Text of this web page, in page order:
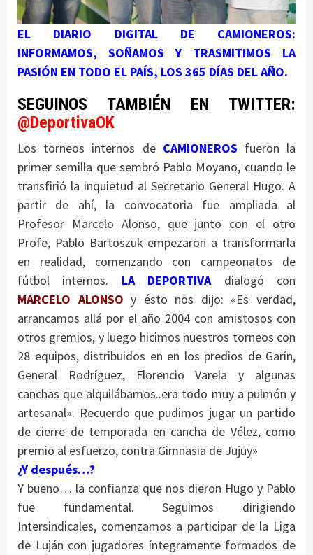
EL DIARIO DIGITAL DE CAMIONEROS:
INFORMAMOS, SOÑAMOS Y TRASMITIMOS LA
PASIÓN EN TODO EL PAÍS, LOS 365 DÍAS DEL AÑO.
SEGUINOS TAMBIÉN EN TWITTER:
@DeportivaOK
Los torneos internos de CAMIONEROS fueron la
primer semilla que sembró Pablo Moyano, cuando le
transfirió la inquietud al Secretario General Hugo. A
partir de ahí, la convocatoria fue ampliada al
Profesor Marcelo Alonso, que junto con el otro
Profe, Pablo Bartoszuk empezaron a transformarla
en realidad, comenzando con campeonatos de
fútbol internos. LA DEPORTIVAdialogó con
MARCELO ALONSOy ésto nos dijo: «Es verdad,
arrancamos allá por el año 2004 con amistosos con
otros gremios, y luego hicimos nuestros torneos con
28 equipos, distribuidos en en los predios de Garín,
General Rodríguez, Florencio Varela y algunas
canchas que alquilábamos..era todo muy a pulmón y
artesanal». Recuerdo que pudimos jugar un partido
de cierre de temporada en cancha de Vélez, como
premio al esfuerzo, contra Gimnasia de Jujuy»
¿Y después…?
Y bueno… la confianza que nos dieron Hugo y Pablo
fue fundamental. Seguimos dirigiendo
Intersindicales, comenzamos a participar de la Liga
de Luján con jugadores íntegramente formados de